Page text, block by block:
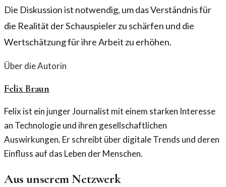
Die Diskussion ist notwendig, um das Verständnis für
die Realität der Schauspieler zu schärfen und die
Wertschätzung für ihre Arbeit zu erhöhen.
Über die Autorin
Felix Braun
Felix ist ein junger Journalist mit einem starken Interesse
an Technologie und ihren gesellschaftlichen
Auswirkungen. Er schreibt über digitale Trends und deren
Einfluss auf das Leben der Menschen.
Aus unserem Netzwerk